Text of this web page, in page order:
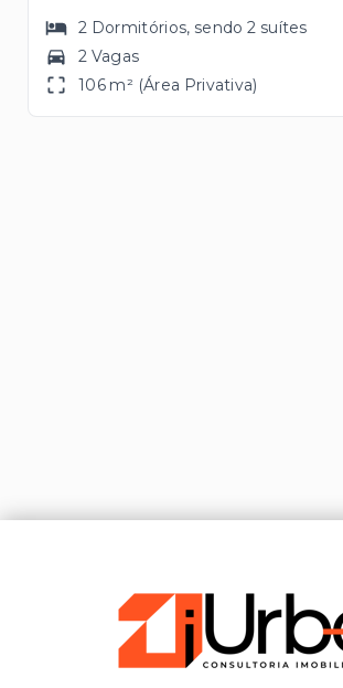
2 Dormitórios, sendo2 suítes
2 Vagas
106 m² (Área Privativa)